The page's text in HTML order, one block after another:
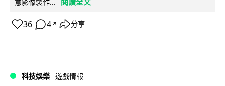
意影像製作...
36 4 ↗ 分享
科技娛樂 遊戲情報